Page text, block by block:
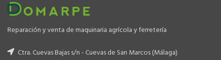
Reparación y venta de maquinaria agrícola y ferretería
Ctra. Cuevas Bajas s/n - Cuevas de San Marcos (Málaga)